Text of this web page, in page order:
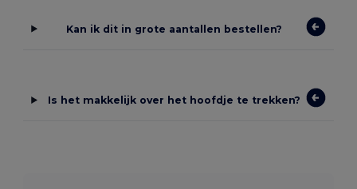
Kan ik dit in grote aantallen bestellen?
Is het makkelijk over het hoofdje te trekken?